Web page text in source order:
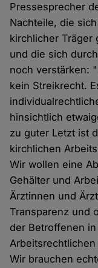
Pressesprecher
Nachteile, die
kirchlicher Träger
und die sich
noch verstärken:
kein Streikrecht.
hinsichtlich
zu guter Letzt ist
kirchlichen
Wir wollen eine
Gehälter und
Ärztinnen und
Transparenz und
der Betroffenen
Wir brauchen